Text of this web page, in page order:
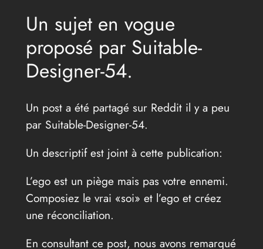
Un sujet en vogue
proposé par Suitable-
Designer-54.
Un post a été partagé sur Reddit il y a peu
par Suitable-Designer-54.
Un descriptif est joint à cette publication:
L’ego est un piège mais pas votre ennemi.
Composiez le vrai «soi» et l’ego et créez
une réconciliation.
En consultant ce post, nous avons remarqué